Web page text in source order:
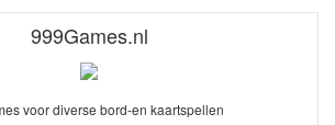
999Games.nl
voor diverse bord-en kaartspellen